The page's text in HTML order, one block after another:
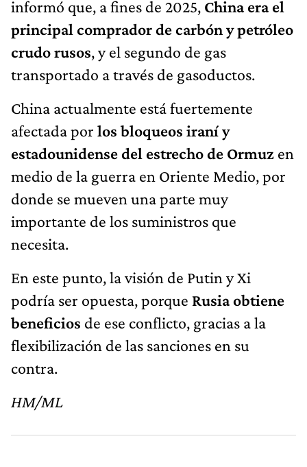
informó que, a fines de 2025, China era el
principal comprador de carbón y petróleo
crudo rusos, y el segundo de gas
transportado a través de gasoductos.
China actualmente está fuertemente
afectada por los bloqueos iraní y
estadounidensedel estrecho de Ormuz en
medio de la guerra en Oriente Medio, por
donde se mueven una parte muy
importante de los suministros que
necesita.
En este punto, la visión de Putin y Xi
podría ser opuesta, porque Rusia obtiene
beneficios de ese conflicto, gracias a la
flexibilización de las sanciones en su
contra.
HM/ML